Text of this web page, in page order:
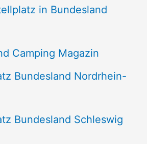
in Bundesland
Camping Magazin
Bundesland Nordrhein-
Bundesland Schleswig